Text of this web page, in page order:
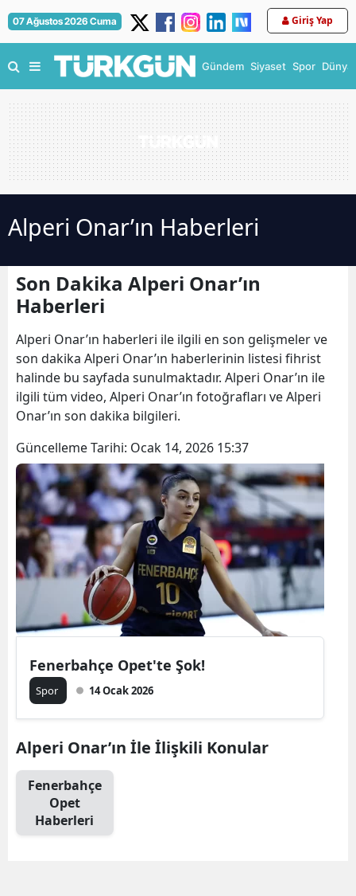
07 Ağustos 2026 Cuma Giriş Yap
Gündem Siyaset Spor Dünya
Alperi Onar’ın Haberleri
Son Dakika Alperi Onar’ın
Haberleri
Alperi Onar’ın haberleri ile ilgili en son gelişmeler ve
son dakika Alperi Onar’ın haberlerinin listesi fihrist
halinde bu sayfada sunulmaktadır. Alperi Onar’ın ile
ilgili tüm video, Alperi Onar’ın fotoğrafları ve Alperi
Onar’ın son dakika bilgileri.
Güncelleme Tarihi: Ocak 14, 2026 15:37
Fenerbahçe Opet'te Şok!
Spor 14 Ocak 2026
Alperi Onar’ın İle İlişkili Konular
Fenerbahçe
Opet
Haberleri